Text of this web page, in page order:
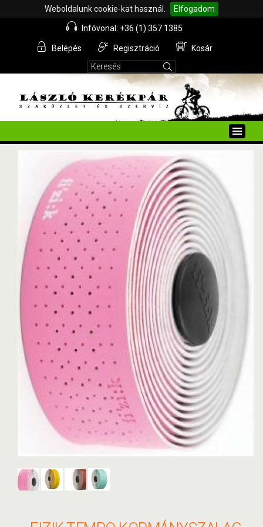
Weboldalunk cookie-kat használ. Elfogadom
Infóvonal: +36 (1) 357 1385
Belépés Regisztráció Kosár
Toggle